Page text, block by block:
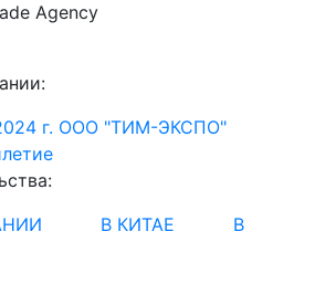
Agency
г. ООО "ТИМ-ЭКСПО"
В КИТАЕ
В